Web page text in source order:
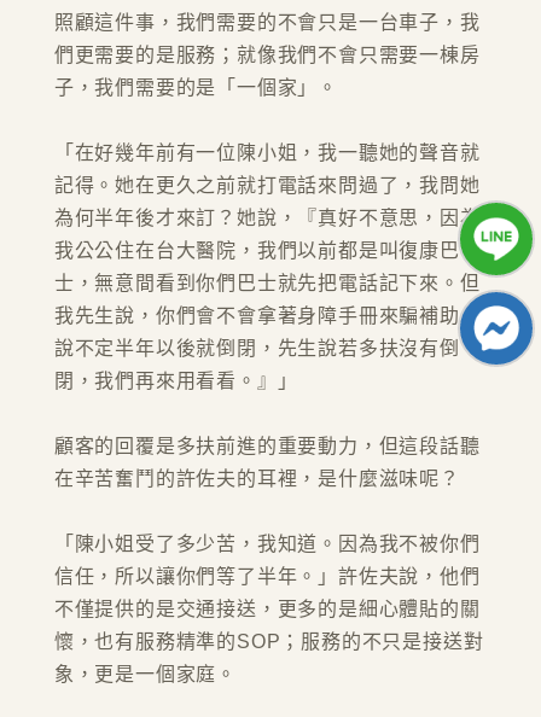
照顧這件事，我們需要的不會只是一台車子，我
們更需要的是服務；就像我們不會只需要一棟房
子，我們需要的是「一個家」。
「在好幾年前有一位陳小姐，我一聽她的聲音就
記得。她在更久之前就打電話來問過了，我問她
為何半年後才來訂？她說，『真好不意思，因為
我公公住在台大醫院，我們以前都是叫復康巴
士，無意間看到你們巴士就先把電話記下來。但
我先生說，你們會不會拿著身障手冊來騙補助？
說不定半年以後就倒閉，先生說若多扶沒有倒
閉，我們再來用看看。』」
顧客的回覆是多扶前進的重要動力，但這段話聽
在辛苦奮鬥的許佐夫的耳裡，是什麼滋味呢？
「陳小姐受了多少苦，我知道。因為我不被你們
信任，所以讓你們等了半年。」許佐夫說，他們
不僅提供的是交通接送，更多的是細心體貼的關
懷，也有服務精準的SOP；服務的不只是接送對
象，更是一個家庭。